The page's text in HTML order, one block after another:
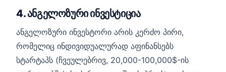
4. ანგელოზური ინვესტიცია
ანგელოზური ინვესტორი არის კერძო პირი,
რომელიც ინდივიდუალურად აფინანსებს
სტარტაპს (ჩვეულებრივ, 20,000-100,000$-ის